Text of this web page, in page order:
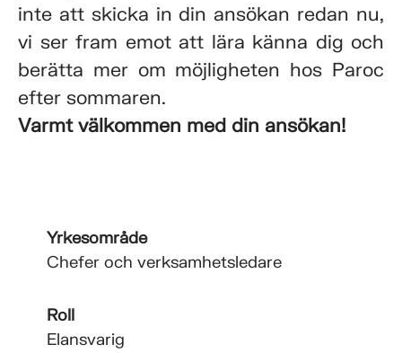
inte att skicka in din ansökan redan nu,
vi ser fram emot att lära känna dig och
berätta mer om möjligheten hos Paroc
efter sommaren.
Varmt välkommen med din ansökan!
Yrkesområde
Chefer och verksamhetsledare
Roll
Elansvarig